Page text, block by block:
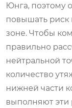
Юнга, поэтому
повышать риск
зоне. Чтобы
правильно
нейтральной
количество
нижней части
выполняют эти